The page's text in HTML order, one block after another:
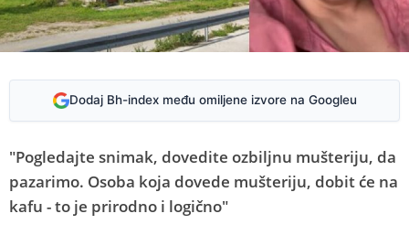
Dodaj Bh-index među omiljene izvore na Googleu
"Pogledajte snimak, dovedite ozbiljnu mušteriju, da
pazarimo. Osoba koja dovede mušteriju, dobit će na
kafu - to je prirodno i logično"